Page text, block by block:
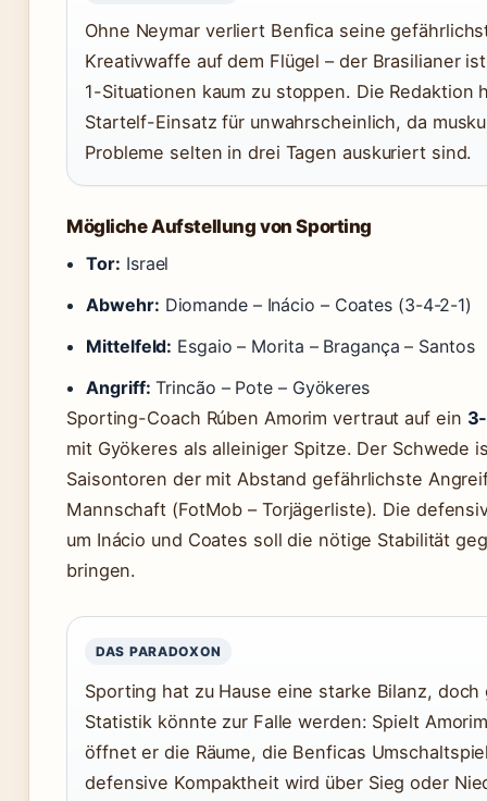
Ohne Neymar verliert Benfica seine
Kreativwaffe auf dem Flügel – der Brasilianer
1-Situationen kaum zu stoppen. Die Redaktion
Startelf-Einsatz für unwahrscheinlich, da
Probleme selten in drei Tagen auskuriert sind.
Mögliche Aufstellung von Sporting
Tor: Israel
Abwehr: Diomande – Inácio – Coates (3-4-2-1)
Mittelfeld: Esgaio – Morita – Bragança – Santos
Angriff: Trincão – Pote – Gyökeres
Sporting-Coach Rúben Amorim vertraut auf ein
mit Gyökeres als alleiniger Spitze. Der Schwede
Saisontoren der mit Abstand gefährlichste
Mannschaft (FotMob – Torjägerliste). Die
um Inácio und Coates soll die nötige Stabilität
bringen.
DAS PARADOXON
Sporting hat zu Hause eine starke Bilanz, doch
Statistik könnte zur Falle werden: Spielt
öffnet er die Räume, die Benficas
defensive Kompaktheit wird über Sieg oder